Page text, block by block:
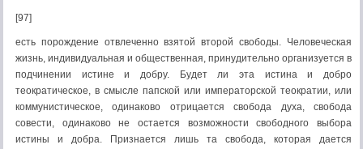
[97]
есть порождение отвлеченно взятой второй свободы. Человеческая
жизнь, индивидуальная и общественная, принудительно организуется в
подчинении истине и добру. Будет ли эта истина и добро
теократическое, в смысле папской или императорской теократии, или
коммунистическое, одинаково отрицается свобода духа, свобода
совести, одинаково не остается возможности свободного выбора
истины и добра. Признается лишь та свобода, которая дается